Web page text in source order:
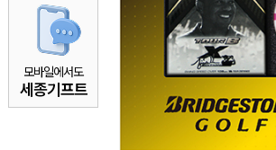
모바일에서도
세종기프트